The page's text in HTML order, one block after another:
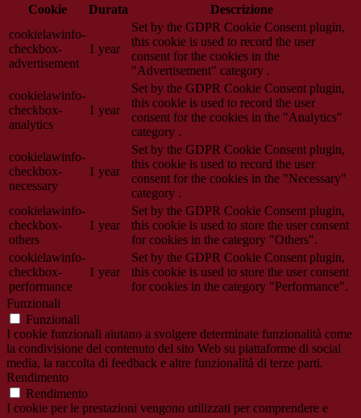
Cookie
Durata
Descrizione
cookielawinfo-
checkbox-
advertisement
1 year
Set by the GDPR Cookie Consent plugin,
this cookie is used to record the user
consent for the cookies in the
"Advertisement" category .
cookielawinfo-
checkbox-
analytics
1 year
Set by the GDPR Cookie Consent plugin,
this cookie is used to record the user
consent for the cookies in the "Analytics"
category .
cookielawinfo-
checkbox-
necessary
1 year
Set by the GDPR Cookie Consent plugin,
this cookie is used to record the user
consent for the cookies in the "Necessary"
category .
cookielawinfo-
checkbox-
others
1 year
Set by the GDPR Cookie Consent plugin,
this cookie is used to store the user consent
for cookies in the category "Others".
cookielawinfo-
checkbox-
performance
1 year
Set by the GDPR Cookie Consent plugin,
this cookie is used to store the user consent
for cookies in the category "Performance".
Funzionali
Funzionali
I cookie funzionali aiutano a svolgere determinate funzionalità come
la condivisione del contenuto del sito Web su piattaforme di social
media, la raccolta di feedback e altre funzionalità di terze parti.
Rendimento
Rendimento
I cookie per le prestazioni vengono utilizzati per comprendere e